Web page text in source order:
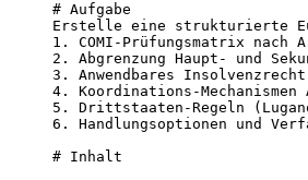
# Aufgabe
Erstelle eine strukturierte
1. COMI-Prüfungsmatrix nach
2. Abgrenzung Haupt- und
3. Anwendbares
4. Koordinations-Mechanismen
5. Drittstaaten-Regeln
6. Handlungsoptionen und
# Inhalt